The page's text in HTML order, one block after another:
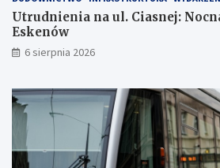
j
:
N
o
n
a
n
n
i
u
:
i
s
r
Utrudnienia na ul. Ciasnej:
Eskenów
6 sierpnia 2026